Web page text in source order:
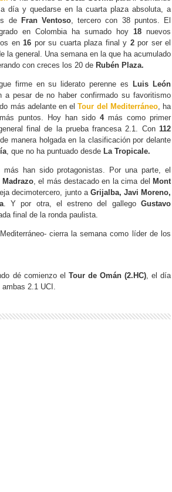
día y quedarse en la cuarta plaza absoluta, a
de
Fran Ventoso, tercero con 38 puntos. El
en Colombia ha sumado hoy 18 nuevos
en16 por su cuarta plaza final y 2por ser el
la general. Una semana en la que ha acumulado
con creces los 20 de Rubén Plaza.
firme en su liderato perenne es
Luis León
a pesar de no haber confirmado su favoritismo
más adelante en elTour del Mediterráneo, ha
puntos. Hoy han sido 4más como primer
final de la prueba francesa 2.1. Con 112
manera holgada en la clasificación por delante
, que no ha puntuado desde La Tropicale.
más han sido protagonistas. Por una parte, el
, el más destacado en la cima del Mont
decimotercero, junto a Grijalba, Javi Moreno,
. Y por otra, el estreno del gallegoGustavo
final de la ronda paulista.
cierra la semana como líder de los
dé comienzo el Tour de Omán (2.HC), el día
ambas 2.1 UCI.